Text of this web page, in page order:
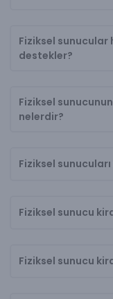
Fiziksel
destekler?
Fiziksel
nelerdir?
Fiziksel
Fiziksel sunucu
Fiziksel sunucu